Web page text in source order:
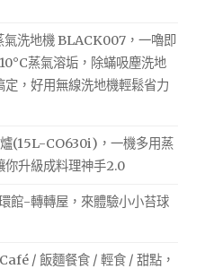
氣洗地機 BLACK007，一嚕即
蒸氣溶垢，除蟎吸塵洗地
，好用無線洗地機輕鬆省力
爐(15L-CO630i)，一機多用蒸
你升級成料理神手2.0
館-轉轉屋，來體驗小小苔球
/ 飯麵餐食 / 輕食 / 甜點，